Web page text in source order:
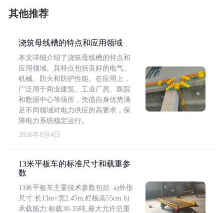
其他推荐
浇筑母线槽的特点和应用领域
本文详细介绍了浇筑母线槽的特点和
应用领域。其特点包括良好的电气、
机械、防火和防护性能。在应用上，
广泛用于商业建筑、工业厂房、医院
和数据中心等场所，凭借自身优势满
足不同领域对电力供应的高要求，保
障电力系统稳定运行。
2026年8月4日
13米平板车的标准尺寸和载重参
数
13米平板车主要技术参数包括: a)外形
尺寸:长13m×宽2.45m,栏板高55cm b)
承载能力:标载30-35吨,最大允许总重